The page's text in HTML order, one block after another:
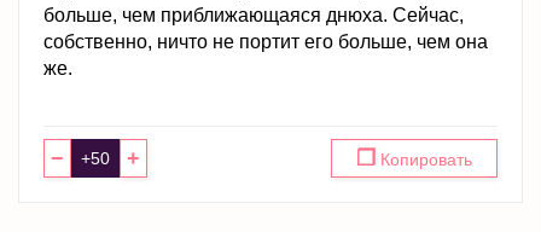
больше, чем приближающаяся днюха. Сейчас,
собственно, ничто не портит его больше, чем она
же.
− + ❐ Копировать